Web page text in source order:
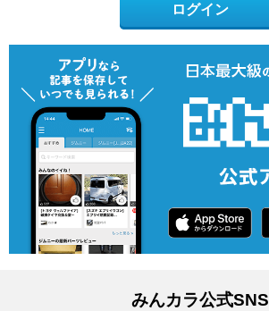
ログイン
みんカラ公式SNS